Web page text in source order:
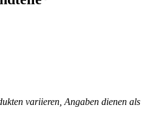
variieren, Angaben dienen als